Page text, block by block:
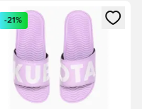
članModal za prijavo ali
-21%